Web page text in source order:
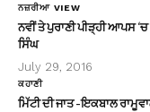
ਨਜ਼ਰੀਆ VIEW
ਨਵੀਂ ਤੇ ਪੁਰਾਣੀ ਪੀੜ੍ਹੀ ਆਪਸ
ਸਿੰਘ
July 29, 2016
ਕਹਾਣੀ
ਮਿੱਟੀ ਦੀ ਜਾਤ -ਇਕਬਾਲ